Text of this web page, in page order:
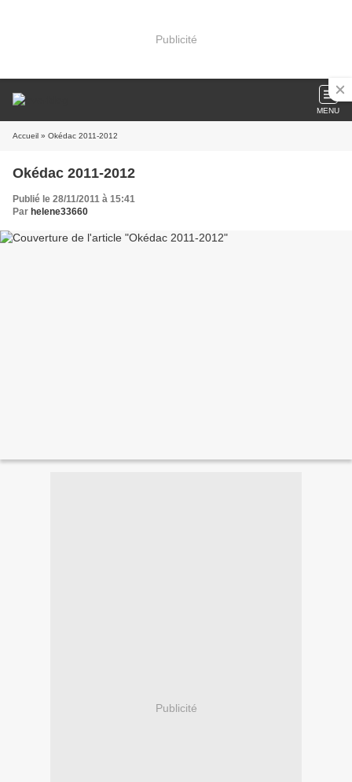
Publicité
MENU
Accueil » Okédac 2011-2012
Okédac 2011-2012
Publié le 28/11/2011 à 15:41
Par helene33660
Publicité